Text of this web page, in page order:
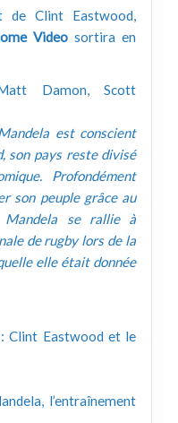
de Clint Eastwood,
Videosortira en
Damon, Scott
est conscient
son pays reste divisé
Profondément
son peuple grâce au
Mandela se rallie à
de rugby lors de la
elle était donnée
Clint Eastwood et le
l’entraînement